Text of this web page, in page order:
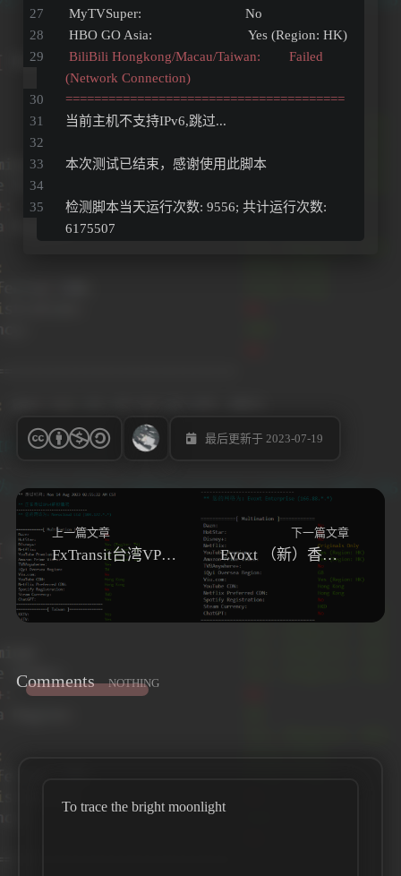
MyTVSuper:                             No
HBO GO Asia:                           Yes (Region: HK)
(Network Connection)
=======================================
当前主机不支持IPv6,跳过...
本次测试已结束，感谢使用此脚本
检测脚本当天运行次数: 9556; 共计运行次数:
6175507
最后更新于 2023-07-19
上一篇文章
FxTransit台湾VPS测评
下一篇文章
Evoxt （新）香港VPS 测评
Comments NOTHING
To trace the bright moonlight